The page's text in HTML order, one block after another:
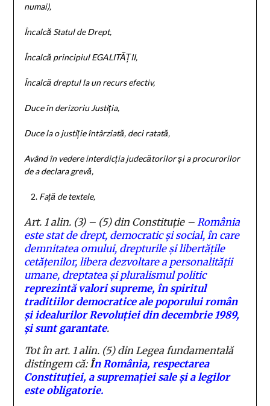
numai),
Încalcă Statul de Drept,
Încalcă principiul EGALITĂȚII,
Încalcă dreptul la un recurs efectiv,
Duce în derizoriu Justiția,
Duce la o justiție întârziată, deci ratată,
Având în vedere interdicția judecătorilor și a procurorilor
de a declara grevă,
Față de textele,
Art. 1 alin. (3) – (5) din Constituție – România
este stat de drept, democratic și social, în care
demnitatea omului, drepturile și libertățile
cetățenilor, libera dezvoltare a personalității
umane, dreptateași pluralismul politic
reprezintă valori supreme, în spiritul
traditiilor democratice ale poporului român
și idealurilor Revoluției din decembrie 1989,
și sunt garantate.
Tot în art. 1 alin. (5) din Legea fundamentală
distingem că:În România, respectarea
Constituției, a supremației sale și a legilor
este obligatorie.